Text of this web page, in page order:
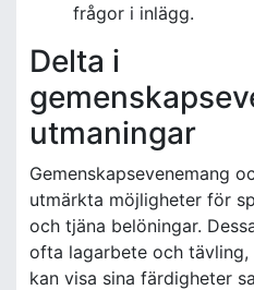
frågor i inlägg.
Delta i
utmaningar
Gemenskapsevenemang
utmärkta möjligheter för
och tjäna belöningar.
ofta lagarbete och
kan visa sina färdigheter